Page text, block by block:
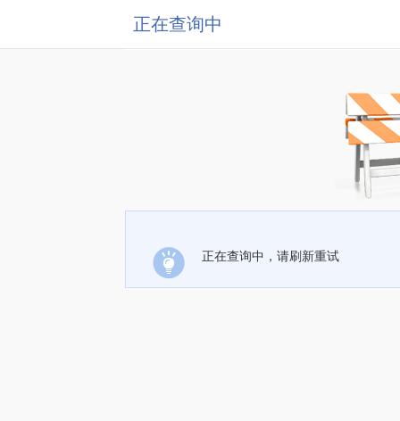
正在查询中
正在查询中，请刷新重试